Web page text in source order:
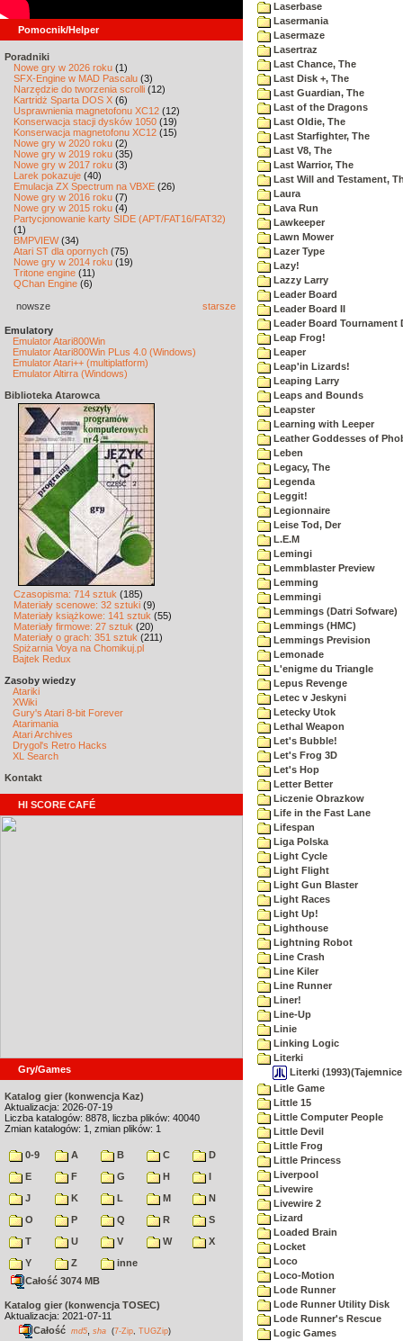
Pomocnik/Helper
Poradniki
Nowe gry w 2026 roku (1)
SFX-Engine w MAD Pascalu (3)
Narzędzie do tworzenia scrolli (12)
Kartridż Sparta DOS X (6)
Usprawnienia magnetofonu XC12 (12)
Konserwacja stacji dysków 1050 (19)
Konserwacja magnetofonu XC12 (15)
Nowe gry w 2020 roku (2)
Nowe gry w 2019 roku (35)
Nowe gry w 2017 roku (3)
Larek pokazuje (40)
Emulacja ZX Spectrum na VBXE (26)
Nowe gry w 2016 roku (7)
Nowe gry w 2015 roku (4)
Partycjonowanie karty SIDE (APT/FAT16/FAT32)
(1)
BMPVIEW(34)
Atari ST dla opornych (75)
Nowe gry w 2014 roku (19)
Tritone engine (11)
QChan Engine (6)
nowsze starsze
Emulatory
Emulator Atari800Win
Emulator Atari800Win PLus 4.0 (Windows)
Emulator Atari++ (multiplatform)
Emulator Altirra (Windows)
Biblioteka Atarowca
Czasopisma: 714 sztuk (185)
Materiały scenowe: 32 sztuki (9)
Materiały książkowe: 141 sztuk (55)
Materiały firmowe: 27 sztuk (20)
Materiały o grach: 351 sztuk (211)
Spiżarnia Voya na Chomikuj.pl
Bajtek Redux
Zasoby wiedzy
Atariki
XWiki
Gury's Atari 8-bit Forever
Atarimania
Atari Archives
Drygol's Retro Hacks
XL Search
Kontakt
HI SCORE CAFÉ
Gry/Games
Katalog gier (konwencja Kaz)
Aktualizacja: 2026-07-19
Liczba katalogów: 8878, liczba plików: 40040
Zmian katalogów: 1, zmian plików: 1
0-9 A B C
D
E
F G H
I
J
K L M
N
O
P Q R
S
T
U V W
X
Y
Z
inne
Całość 3074 MB
Katalog gier (konwencja TOSEC)
Aktualizacja: 2021-07-11
Całość md5 sha (7-Zip TUGZip)
Laserbase
Lasermania
Lasermaze
Lasertraz
Last Chance, The
Last Disk +, The
Last Guardian, The
Last of the Dragons
Last Oldie, The
Last Starfighter, The
Last V8, The
Last Warrior, The
Last Will and Testament,
Laura
Lava Run
Lawkeeper
Lawn Mower
Lazer Type
Lazy!
Lazzy Larry
Leader Board
Leader Board II
Leader Board Tournament
Leap Frog!
Leaper
Leap'in Lizards!
Leaping Larry
Leaps and Bounds
Leapster
Learning with Leeper
Leather Goddesses of
Leben
Legacy, The
Legenda
Leggit!
Legionnaire
Leise Tod, Der
L.E.M
Lemingi
Lemmblaster Preview
Lemming
Lemmingi
Lemmings (Datri Sofware)
Lemmings (HMC)
Lemmings Prevision
Lemonade
L'enigme du Triangle
Lepus Revenge
Letec v Jeskyni
Letecky Utok
Lethal Weapon
Let's Bubble!
Let's Frog 3D
Let's Hop
Letter Better
Liczenie Obrazkow
Life in the Fast Lane
Lifespan
Liga Polska
Light Cycle
Light Flight
Light Gun Blaster
Light Races
Light Up!
Lighthouse
Lightning Robot
Line Crash
Line Kiler
Line Runner
Liner!
Line-Up
Linie
Linking Logic
Literki
Literki
Litle Game
Little 15
Little Computer People
Little Devil
Little Frog
Little Princess
Liverpool
Livewire
Livewire 2
Lizard
Loaded Brain
Locket
Loco
Loco-Motion
Lode Runner
Lode Runner Utility Disk
Lode Runner's Rescue
Logic Games